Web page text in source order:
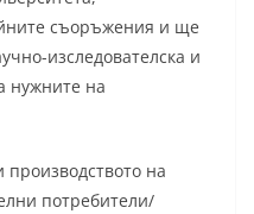
съоръжения и ще
изследователска и
нужните на
на
потребители/